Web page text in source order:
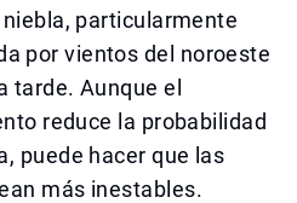
particularmente
por vientos del noroeste
tarde. Aunque el
reduce la probabilidad
puede hacer que las
más inestables.